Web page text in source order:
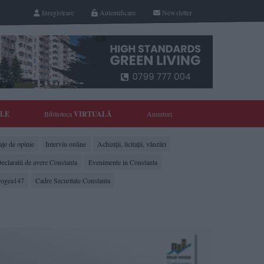
Newsletter
Autentificare
Inregistrare
BibliotecaVIRTUALĂ Anunturi
de opinie Interviu online
Achiziții, licitații, vânzări
de avere Constanta
Evenimente in Constanta
Cadre Securitate Constanta